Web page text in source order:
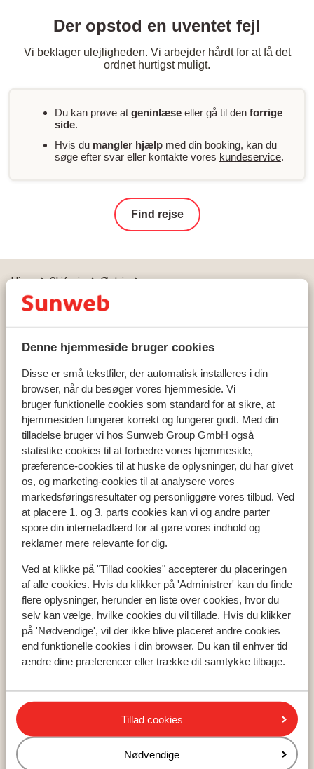
Denne hjemmeside bruger cookies
Disse er små tekstfiler, der automatisk installeres i din
browser, når du besøger vores hjemmeside. Vi
bruger funktionelle cookies som standard for at sikre, at
hjemmesiden fungerer korrekt og fungerer godt. Med din
tilladelse bruger vi hos Sunweb Group GmbH også
statistike cookies til at forbedre vores hjemmeside,
præference-cookies til at huske de oplysninger, du har givet
os, og marketing-cookies til at analysere vores
markedsføringsresultater og personliggøre vores tilbud. Ved
at placere 1. og 3. parts cookies kan vi og andre parter
spore din internetadfærd for at gøre vores indhold og
reklamer mere relevante for dig.
Ved at klikke på "Tillad cookies" accepterer du placeringen
af alle cookies. Hvis du klikker på 'Administrer' kan du finde
flere oplysninger, herunder en liste over cookies, hvor du
selv kan vælge, hvilke cookies du vil tillade. Hvis du klikker
på 'Nødvendige', vil der ikke blive placeret andre cookies
end funktionelle cookies i din browser. Du kan til enhver tid
ændre dine præferencer eller trække dit samtykke tilbage.
Tillad cookies
Nødvendige
Der opstod en uventet fejl
Vi beklager ulejligheden. Vi arbejder hårdt for at få det
ordnet hurtigst muligt.
Du kan prøve at geninlæse eller gå til den forrige
side.
Hvis du mangler hjælp med din booking, kan du
søge efter svar eller kontakte vores kundeservice.
Find rejse
Hjem Skiferie
Østrig
Skicircus Saalbach-Hinterglemm-Leogang-Fieberbrunn
Populære lande
Ostrig
Frankrig
Italien
Populære regioner
Val Thorens
Zell am See
Skiområder
Zillertal
Les Trois Vallees
Ski Amade
Om Sunweb
Ansvarlig ferie med Sunweb